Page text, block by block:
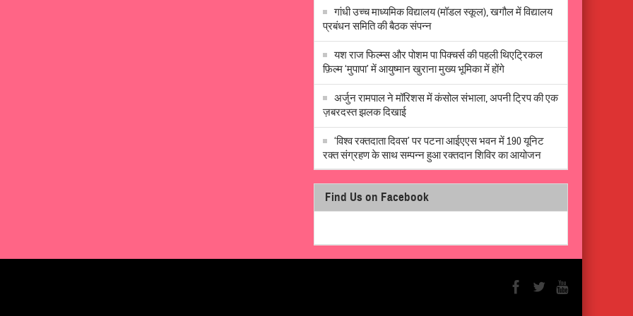
गांधी उच्च माध्यमिक विद्यालय (मॉडल स्कूल), खगौल में विद्यालय
प्रबंधन समिति की बैठक संपन्न
यश राज फिल्म्स और पोशम पा पिक्चर्स की पहली थिएट्रिकल
फ़िल्म ‘मुपापा’ में आयुष्मान खुराना मुख्य भूमिका में होंगे
अर्जुन रामपाल ने मॉरिशस में कंसोल संभाला, अपनी ट्रिप की एक
ज़बरदस्त झलक दिखाई
‘विश्व रक्तदाता दिवस’ पर पटना आईएएस भवन में 190 यूनिट
रक्त संग्रहण के साथ सम्पन्न हुआ रक्तदान शिविर का आयोजन
Find Us on Facebook